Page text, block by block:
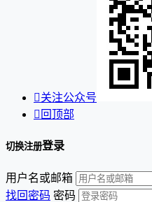
关注公众号
 回顶部
切换注册登录
用户名或邮箱
找回密码 密码